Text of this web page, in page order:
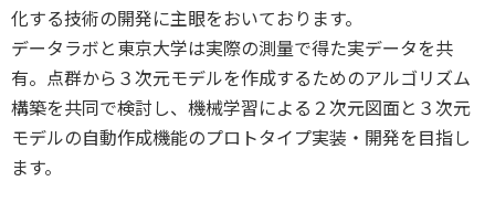
化する技術の開発に主眼をおいております。
データラボと東京大学は実際の測量で得た実データを共
有。点群から３次元モデルを作成するためのアルゴリズム
構築を共同で検討し、機械学習による２次元図面と３次元
モデルの自動作成機能のプロトタイプ実装・開発を目指し
ます。